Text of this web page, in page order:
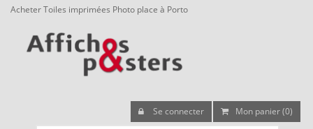
Acheter Toiles imprimées Photo place à Porto
Se connecter Mon panier (0)